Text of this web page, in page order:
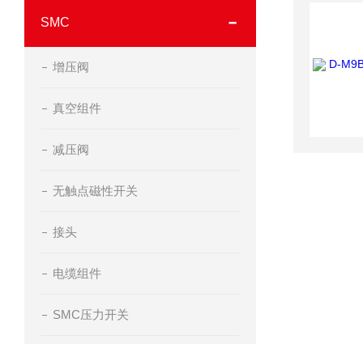
SMC
增压阀
真空组件
减压阀
无触点磁性开关
接头
电缆组件
SMC压力开关